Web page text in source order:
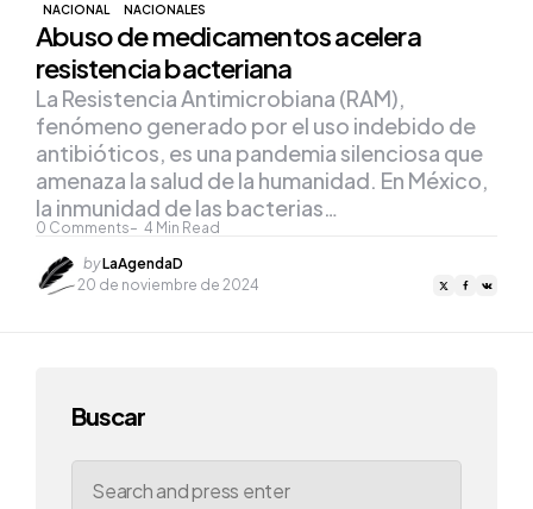
NACIONAL NACIONALES
Abuso de medicamentos acelera
resistencia bacteriana
0 Comments 4 Min Read
La Resistencia Antimicrobiana (RAM),
fenómeno generado por el uso indebido de
antibióticos, es una pandemia silenciosa que
amenaza la salud de la humanidad. En México,
la inmunidad de las bacterias…
Posted
by
byLaAgendaD
20 de noviembre de 2024
Buscar
Search
for: